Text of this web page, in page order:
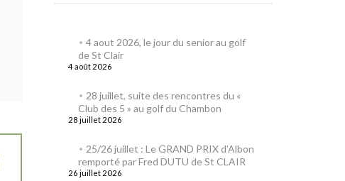
4 aout 2026, le jour du senior au golf
de St Clair
4 août 2026
28 juillet, suite des rencontres du «
Club des 5 » au golf du Chambon
28 juillet 2026
25/26 juillet : Le GRAND PRIX d’Albon
remporté par Fred DUTU de St CLAIR
26 juillet 2026